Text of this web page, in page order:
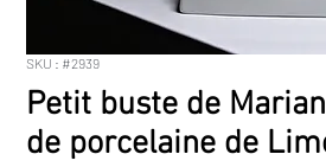
SKU : #2939
Petit buste de
de porcelaine de